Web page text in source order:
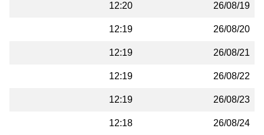
26/08/19
12:20
26/08/20
12:19
26/08/21
12:19
26/08/22
12:19
26/08/23
12:19
26/08/24
12:18